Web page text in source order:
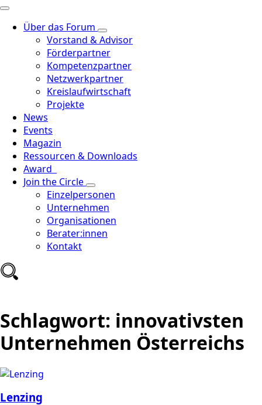
Über das Forum
Vorstand & Advisor
Förderpartner
Kompetenzpartner
Netzwerkpartner
Kreislaufwirtschaft
Projekte
News
Events
Magazin
Ressourcen & Downloads
Award
Join the Circle
Einzelpersonen
Unternehmen
Organisationen
Berater:innen
Kontakt
Schlagwort: innovativsten
Unternehmen Österreichs
Lenzing